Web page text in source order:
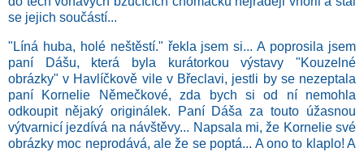
se jejich součástí...
"Líná huba, holé neštěstí." řekla jsem si... A poprosila jsem
paní Dášu, která byla kurátorkou výstavy "Kouzelné
obrázky" v Havlíčkově vile v Břeclavi, jestli by se nezeptala
paní Kornelie Němečkové, zda bych si od ní nemohla
odkoupit nějaký originálek. Paní Dáša za touto úžasnou
výtvarnicí jezdívá na návštěvy... Napsala mi, že Kornelie své
obrázky moc neprodává, ale že se poptá... A ono to klaplo! A